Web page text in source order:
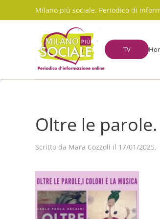
Skip to main content
Milano più sociale. Periodico di
TV
Oltre le
Scritto da Mara Cozzoli il 17/01/2025.